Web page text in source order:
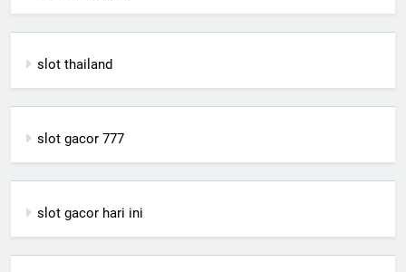
slot thailand
slot gacor 777
slot gacor hari ini